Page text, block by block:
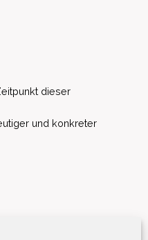
dieser
und konkreter